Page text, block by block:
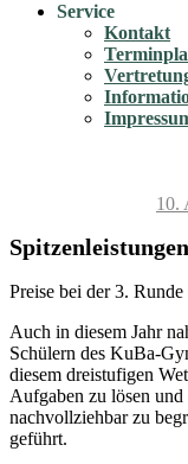
Service
Kontakt
10.
Preise bei der 3.
Auch in diesem Jahr
Schülern des KuBa-
diesem dreistufigen
Aufgaben zu lösen
nachvollziehbar zu
geführt.